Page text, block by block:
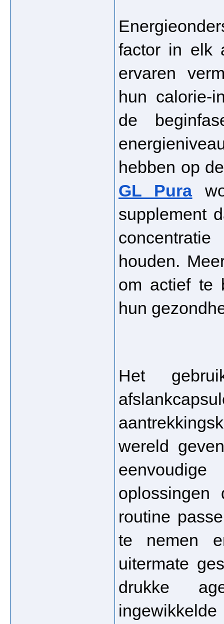
factor in elk
ervaren
hun calorie-
de
GL Pura
supplement
houden.
om actief te
hun
Het
wereld
routine
te nemen
uitermate
drukke